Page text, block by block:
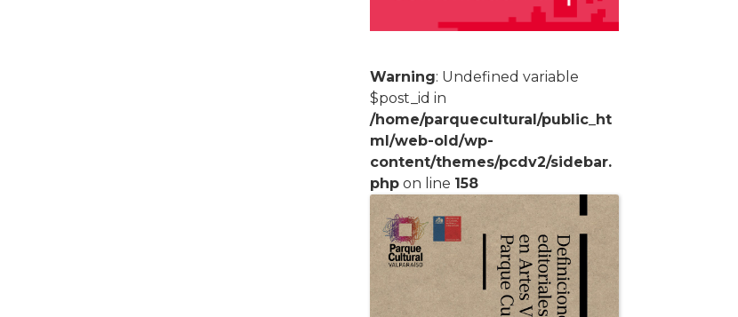
Warning: Undefined variable
$post_id in
/home/parquecultural/public_ht
ml/web-old/wp-
content/themes/pcdv2/sidebar.
php on line 158